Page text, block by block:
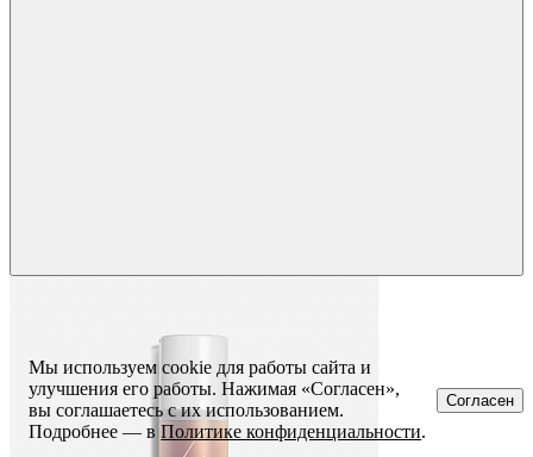
Мы используем cookie для работы сайта и
улучшения его работы. Нажимая «Согласен»,
вы соглашаетесь с их использованием.
Подробнее — вПолитике конфиденциальности.
Согласен